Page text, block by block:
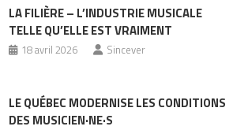
LA FILIÈRE – L’INDUSTRIE MUSICALE
TELLE QU’ELLE EST VRAIMENT
18 avril 2026 Sincever
LE QUÉBEC MODERNISE LES CONDITIONS
DES MUSICIEN·NE·S